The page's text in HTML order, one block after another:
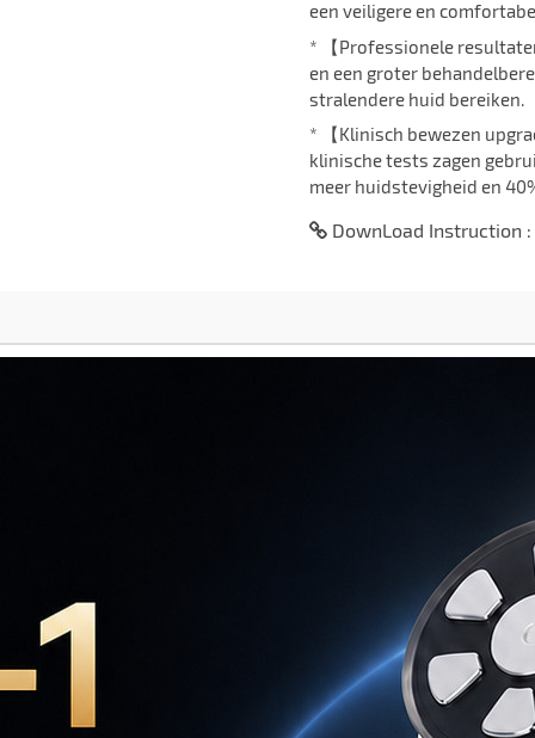
een veiligere en
* 【Professionele
en een groter
stralendere huid bereiken.
* 【Klinisch bewezen
klinische tests zagen
meer huidstevigheid en
DownLoad Instruction :